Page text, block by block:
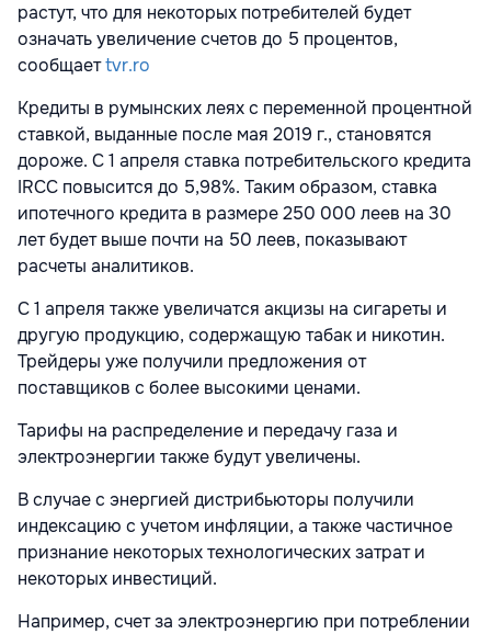
растут, что для некоторых потребителей будет
означать увеличение счетов до 5 процентов,
сообщаетtvr.ro
Кредиты в румынских леях с переменной процентной
ставкой, выданные после мая 2019 г., становятся
дороже. С 1 апреля ставка потребительского кредита
IRCC повысится до 5,98%. Таким образом, ставка
ипотечного кредита в размере 250 000 леев на 30
лет будет выше почти на 50 леев, показывают
расчеты аналитиков.
С 1 апреля также увеличатся акцизы на сигареты и
другую продукцию, содержащую табак и никотин.
Трейдеры уже получили предложения от
поставщиков с более высокими ценами.
Тарифы на распределение и передачу газа и
электроэнергии также будут увеличены.
В случае с энергией дистрибьюторы получили
индексацию с учетом инфляции, а также частичное
признание некоторых технологических затрат и
некоторых инвестиций.
Например, счет за электроэнергию при потреблении